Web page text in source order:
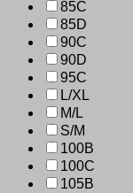
85C
85D
90C
90D
95C
L/XL
M/L
S/M
100B
100C
105B